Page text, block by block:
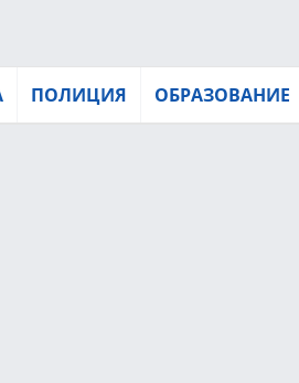
ПОЛИЦИЯ ОБРАЗОВАНИЕ